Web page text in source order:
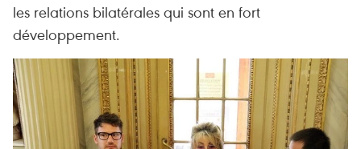
les relations bilatérales qui sont en fort
développement.